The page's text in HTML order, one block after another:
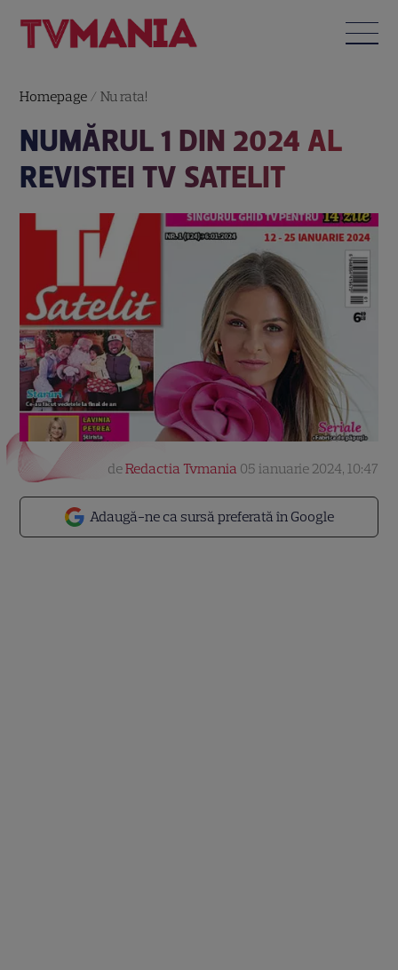
Homepage /Nu rata!
NUMĂRUL 1 DIN 2024 AL
REVISTEI TV SATELIT
Adaugă-ne ca sursă preferată în Google
deRedactia Tvmania 05 ianuarie 2024, 10:47